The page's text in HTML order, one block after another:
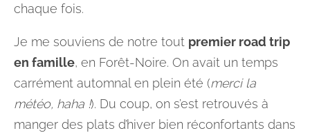
chaque fois.
Je me souviens de notre tout premier road trip
en famille, en Forêt-Noire. On avait un temps
carrément automnal en plein été (merci la
météo, haha !). Du coup, on s’est retrouvés à
manger des plats d’hiver bien réconfortants dans